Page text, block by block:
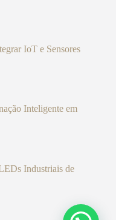
IoT e Sensores
Inteligente em
Industriais de